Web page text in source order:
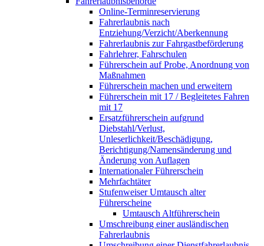
Online-Terminreservierung
Fahrerlaubnis nach
Entziehung/Verzicht/Aberkennung
Fahrerlaubnis zur Fahrgastbeförderung
Fahrlehrer, Fahrschulen
Führerschein auf Probe, Anordnung von
Maßnahmen
Führerschein machen und erweitern
Führerschein mit 17 / Begleitetes Fahren
mit 17
Ersatzführerschein aufgrund
Diebstahl/Verlust,
Unleserlichkeit/Beschädigung,
Berichtigung/Namensänderung und
Änderung von Auflagen
Internationaler Führerschein
Mehrfachtäter
Stufenweiser Umtausch alter
Führerscheine
Umtausch Altführerschein
Umschreibung einer ausländischen
Fahrerlaubnis